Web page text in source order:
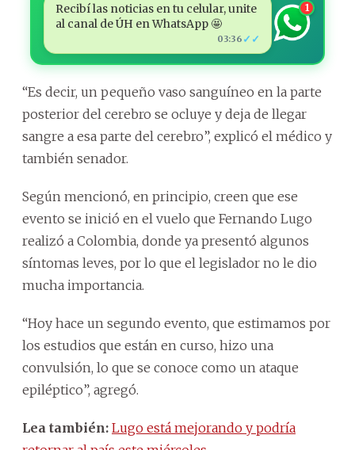
Recibí las noticias en tu celular, unite
al canal de ÚH en WhatsApp 🤩
03:36 ✓✓
1
“Es decir, un pequeño vaso sanguíneo en la parte
posterior del cerebro se ocluye y deja de llegar
sangre a esa parte del cerebro”, explicó el médico y
también senador.
Según mencionó, en principio, creen que ese
evento se inició en el vuelo que Fernando Lugo
realizó a Colombia, donde ya presentó algunos
síntomas leves, por lo que el legislador no le dio
mucha importancia.
“Hoy hace un segundo evento, que estimamos por
los estudios que están en curso, hizo una
convulsión, lo que se conoce como un ataque
epiléptico”, agregó.
Lea también: Lugo está mejorando y podría